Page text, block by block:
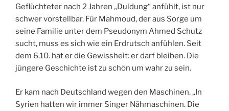
Geflüchteter nach 2 Jahren „Duldung“ anfühlt, ist nur
schwer vorstellbar. Für Mahmoud, der aus Sorge um
seine Familie unter dem Pseudonym Ahmed Schutz
sucht, muss es sich wie ein Erdrutsch anfühlen. Seit
dem 6.10. hat er die Gewissheit: er darf bleiben. Die
jüngere Geschichte ist zu schön um wahr zu sein.
Er kam nach Deutschland wegen den Maschinen. „In
Syrien hatten wir immer Singer Nähmaschinen. Die